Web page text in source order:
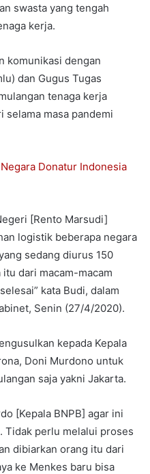
swasta yang tengah
kerja.
komunikasi dengan
dan Gugus Tugas
tenaga kerja
selama masa pandemi
Donatur Indonesia
[Rento Marsudi]
logistik beberapa negara
sedang diurus 150
dari macam-macam
kata Budi, dalam
Senin (27/4/2020).
kepada Kepala
Doni Murdono untuk
saja yakni Jakarta.
[Kepala BNPB] agar ini
Tidak perlu melalui proses
dibiarkan orang itu dari
ke Menkes baru bisa